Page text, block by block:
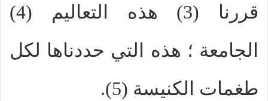
قررنا (3) هذه التعاليم (4)
الجامعة ؛ هذه التي حددناها لكل
طغمات الكنيسة (5).